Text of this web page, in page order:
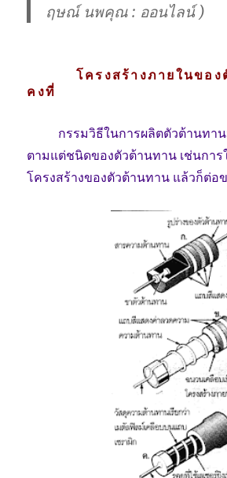
ฤษณ์ นพคุณ : ออนไลน์ )
โครงสร้างภายในของ
คงที่
กรรมวิธีในการผลิตตัวต้านทาน
ตามแต่ชนิดของตัวต้านทาน เช่นกา
โครงสร้างของตัวต้านทาน แล้วก็ต่อ